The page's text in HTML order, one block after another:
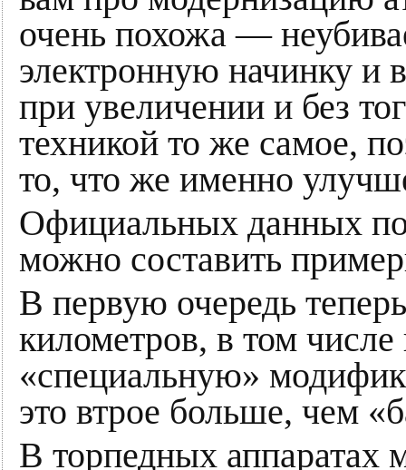
очень похожа —
электронную начинку и
при увеличении и без
техникой то же самое,
то, что же именно
Официальных данных
можно составить
В первую очередь
километров, в том
«специальную»
это втрое больше, чем
В торпедных аппаратах